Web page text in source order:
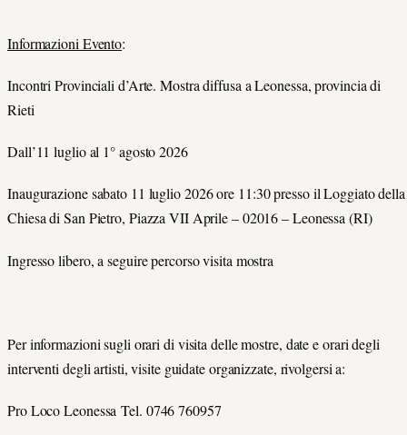
Informazioni Evento:
Incontri Provinciali d’Arte. Mostra diffusa a Leonessa, provincia di
Rieti
Dall’11 luglio al 1° agosto 2026
Inaugurazione sabato 11 luglio 2026 ore 11:30 presso il Loggiato della
Chiesa di San Pietro, Piazza VII Aprile – 02016 – Leonessa (RI)
Ingresso libero, a seguire percorso visita mostra
Per informazioni sugli orari di visita delle mostre, date e orari degli
interventi degli artisti, visite guidate organizzate, rivolgersi a:
Pro Loco LeonessaTel. 0746 760957